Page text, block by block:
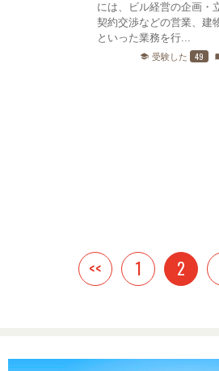
には、ビル経営の企画・
契約交渉などの営業、建
といった業務を行...
school 受験した 49
<< 1 2